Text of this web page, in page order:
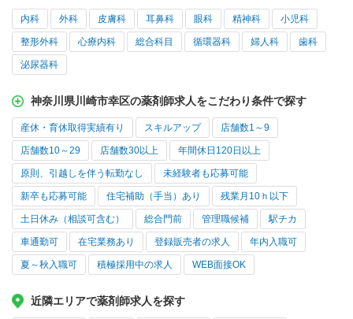
内科 外科 皮膚科 耳鼻科 眼科 精神科 小児科
整形外科 心療内科 総合科目 循環器科 婦人科 歯科
泌尿器科
神奈川県川崎市幸区の薬剤師求人をこだわり条件で探す
産休・育休取得実績有り スキルアップ 店舗数1～9
店舗数10～29 店舗数30以上 年間休日120日以上
原則、引越しを伴う転勤なし 未経験者も応募可能
新卒も応募可能 住宅補助（手当）あり 残業月10ｈ以下
土日休み（相談可含む） 総合門前 管理職候補 駅チカ
車通勤可 在宅業務あり 登録販売者の求人 年内入職可
夏～秋入職可 積極採用中の求人 WEB面接OK
近隣エリアで薬剤師求人を探す